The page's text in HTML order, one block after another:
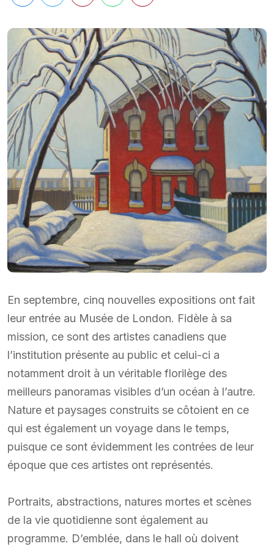
En septembre, cinq nouvelles expositions ont fait
leur entrée au Musée de London. Fidèle à sa
mission, ce sont des artistes canadiens que
l’institution présente au public et celui-ci a
notamment droit à un véritable florilège des
meilleurs panoramas visibles d’un océan à l’autre.
Nature et paysages construits se côtoient en ce
qui est également un voyage dans le temps,
puisque ce sont évidemment les contrées de leur
époque que ces artistes ont représentés.
Portraits, abstractions, natures mortes et scènes
de la vie quotidienne sont également au
programme. D’emblée, dans le hall où doivent